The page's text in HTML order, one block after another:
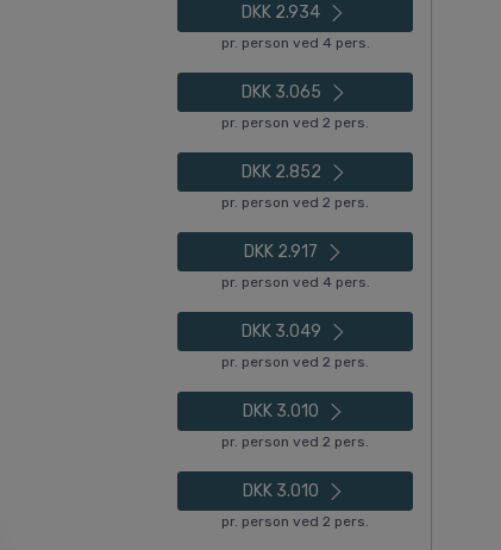
DKK 2.934
pr. person ved 4 pers.
DKK 3.065
pr. person ved 2 pers.
DKK 2.852
pr. person ved 2 pers.
DKK 2.917
pr. person ved 4 pers.
DKK 3.049
pr. person ved 2 pers.
DKK 3.010
pr. person ved 2 pers.
DKK 3.010
pr. person ved 2 pers.